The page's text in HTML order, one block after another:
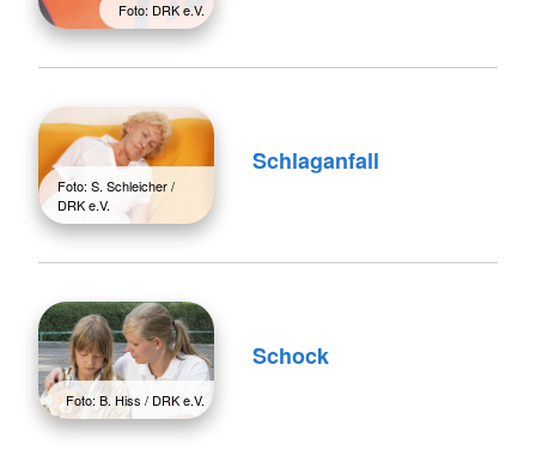
Foto: DRK e.V.
Foto: S. Schleicher /
DRK e.V.
Schlaganfall
Foto: B. Hiss / DRK e.V.
Schock